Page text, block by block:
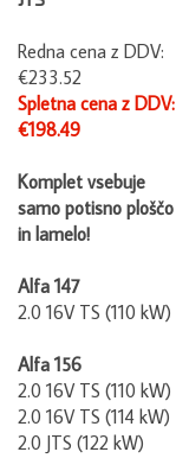
Redna cena z DDV:
€233.52
Spletna cena z DDV:
€198.49
Komplet vsebuje
samo potisno ploščo
in lamelo!
Alfa 147
2.0 16V TS (110 kW)
Alfa 156
2.0 16V TS (110 kW)
2.0 16V TS (114 kW)
2.0 JTS (122 kW)